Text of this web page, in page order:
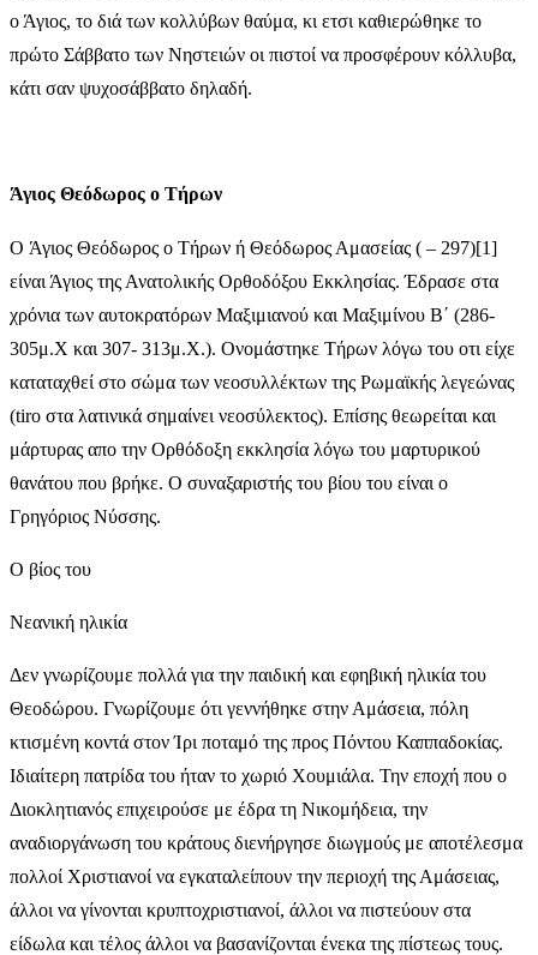
ο Άγιος, το διά των κολλύβων θαύμα, κι ετσι καθιερώθηκε το
πρώτο Σάββατο των Νηστειών οι πιστοί να προσφέρουν κόλλυβα,
κάτι σαν ψυχοσάββατο δηλαδή.
Άγιος Θεόδωρος ο Τήρων
O Άγιος Θεόδωρος ο Τήρων ή Θεόδωρος Αμασείας ( – 297)[1]
είναι Άγιος της Ανατολικής Ορθοδόξου Εκκλησίας. Έδρασε στα
χρόνια των αυτοκρατόρων Μαξιμιανού και Μαξιμίνου Β΄ (286-
305μ.Χ και 307- 313μ.Χ.). Ονομάστηκε Τήρων λόγω του οτι είχε
καταταχθεί στο σώμα των νεοσυλλέκτων της Ρωμαϊκής λεγεώνας
(tiro στα λατινικά σημαίνει νεοσύλεκτος). Επίσης θεωρείται και
μάρτυρας απο την Ορθόδοξη εκκλησία λόγω του μαρτυρικού
θανάτου που βρήκε. Ο συναξαριστής του βίου του είναι ο
Γρηγόριος Νύσσης.
Ο βίος του
Νεανική ηλικία
Δεν γνωρίζουμε πολλά για την παιδική και εφηβική ηλικία του
Θεοδώρου. Γνωρίζουμε ότι γεννήθηκε στην Αμάσεια, πόλη
κτισμένη κοντά στον Ίρι ποταμό της προς Πόντου Καππαδοκίας.
Ιδιαίτερη πατρίδα του ήταν το χωριό Χουμιάλα. Την εποχή που ο
Διοκλητιανός επιχειρούσε με έδρα τη Νικομήδεια, την
αναδιοργάνωση του κράτους διενήργησε διωγμούς με αποτέλεσμα
πολλοί Χριστιανοί να εγκαταλείπουν την περιοχή της Αμάσειας,
άλλοι να γίνονται κρυπτοχριστιανοί, άλλοι να πιστεύουν στα
είδωλα και τέλος άλλοι να βασανίζονται ένεκα της πίστεως τους.